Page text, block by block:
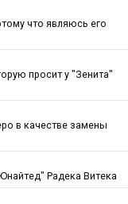
что являюсь его
просит у "Зенита"
в качестве замены
Радека Витека